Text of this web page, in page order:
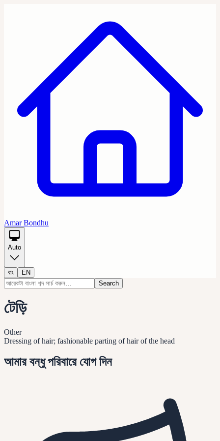
Amar Bondhu
Auto
বাং
EN
Search
টেড়ি
Other
Dressing of hair; fashionable parting of hair of the head
আমার বন্ধু পরিবারে যোগ দিন